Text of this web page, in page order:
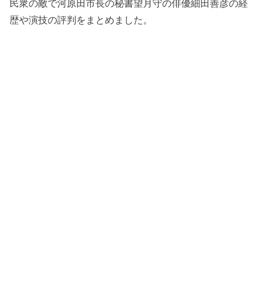
民衆の敵で河原田市長の秘書望月守の俳優細田善彦の経
歴や演技の評判をまとめました。